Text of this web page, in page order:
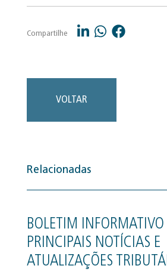
VOLTAR
Compartilhe
Relacionadas
BOLETIM
PRINCIPAIS NOTÍCIAS E
ATUALIZAÇÕES